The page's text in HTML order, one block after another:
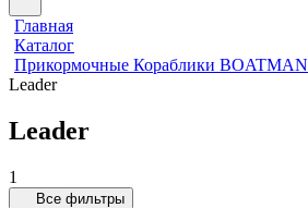
Главная
Каталог
Прикормочные Кораблики BOATMAN
Leader
Leader
1
Все фильтры